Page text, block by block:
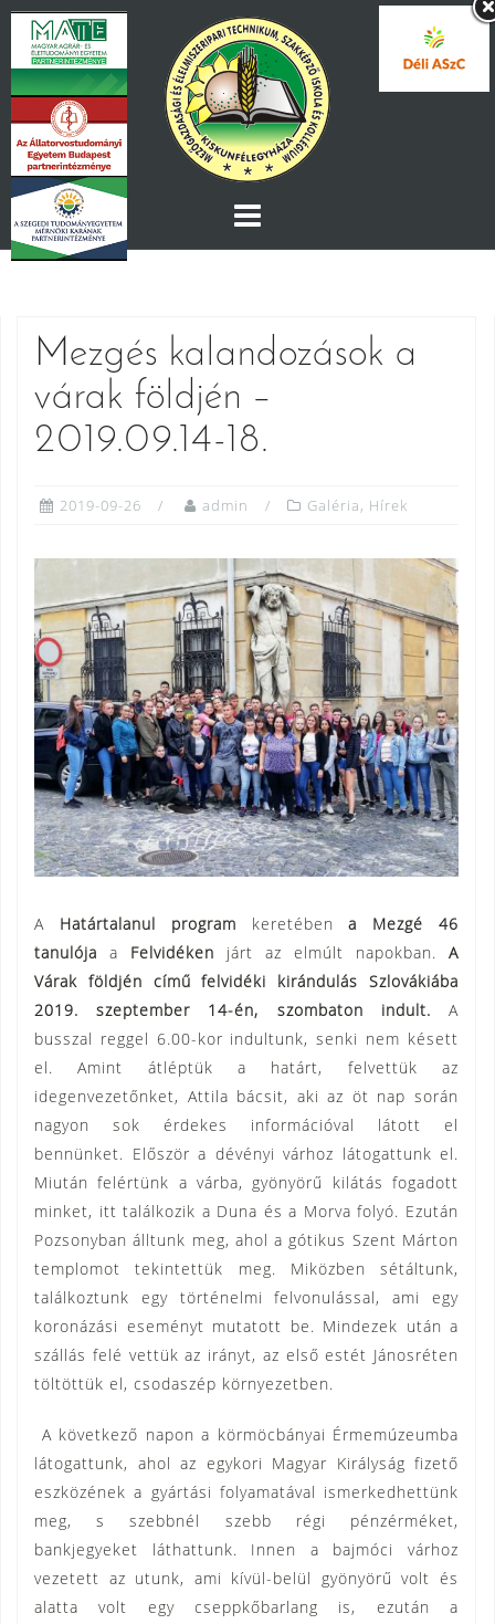
Skip
content
Mezgés kalandozások a
várak földjén –
2019.09.14-18.
2019-09-26 admin Galéria, Hírek
A Határtalanul program keretébena Mezgé 46
tanulója a Felvidéken járt az elmúlt napokban. A
Várak földjén című felvidéki kirándulás Szlovákiába
2019. szeptember 14-én, szombaton indult. A
busszal reggel 6.00-kor indultunk, senki nem késett
el. Amint átléptük a határt, felvettük az
idegenvezetőnket, Attila bácsit, aki az öt nap során
nagyon sok érdekes információval látott el
bennünket. Először a dévényi várhoz látogattunk el.
Miután felértünk a várba, gyönyörű kilátás fogadott
minket, itt találkozik a Duna és a Morva folyó. Ezután
Pozsonyban álltunk meg, ahol a gótikus Szent Márton
templomot tekintettük meg. Miközben sétáltunk,
találkoztunk egy történelmi felvonulással, ami egy
koronázási eseményt mutatott be. Mindezek után a
szállás felé vettük az irányt, az első estét Jánosréten
töltöttük el, csodaszép környezetben.
A következő napon a körmöcbányai Érmemúzeumba
látogattunk, ahol az egykori Magyar Királyság fizető
eszközének a gyártási folyamatával ismerkedhettünk
meg, s szebbnél szebb régi pénzérméket,
bankjegyeket láthattunk. Innen a bajmóci várhoz
vezetett az utunk, ami kívül-belül gyönyörű volt és
alatta volt egy cseppkőbarlang is, ezután a